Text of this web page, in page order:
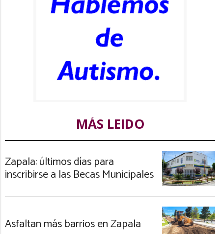
MÁS LEIDO
Zapala: últimos días para
inscribirse a las Becas Municipales
Asfaltan más barrios en Zapala